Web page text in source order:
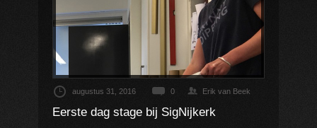
augustus 31, 2016 0 Erik van Beek
Eerste dag stage bij SigNijkerk